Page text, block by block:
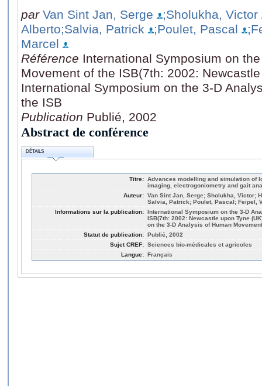
par Van Sint Jan, Serge
;Sholukha, Victor
Alberto;Salvia, Patrick ;Poulet, Pascal
Marcel
Référence International Symposium on
Movement of the ISB(7th: 2002:
International Symposium on the 3-D
the ISB
Publication Publié, 2002
Abstract de conférence
DÉTAILS
Titre: Advances modelling and simulation of
imaging, electrogoniometry and gait
Auteur: Van Sint Jan, Serge; Sholukha, Victor;
Salvia, Patrick; Poulet, Pascal; Feipel,
Informations sur la publication: International Symposium on the 3-D
ISB(7th: 2002: Newcastle upon Tyne
on the 3-D Analysis of Human
Statut de publication: Publié, 2002
Sujet CREF: Sciences bio-médicales et agricoles
Langue: Français